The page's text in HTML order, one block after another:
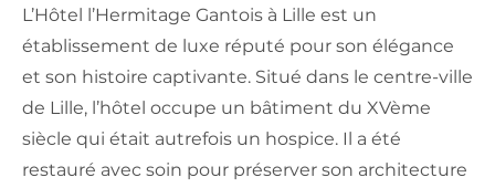
L’Hôtel l’Hermitage Gantois à Lille est un
établissement de luxe réputé pour son élégance
et son histoire captivante. Situé dans le centre-ville
de Lille, l’hôtel occupe un bâtiment du XVème
siècle qui était autrefois un hospice. Il a été
restauré avec soin pour préserver son architecture